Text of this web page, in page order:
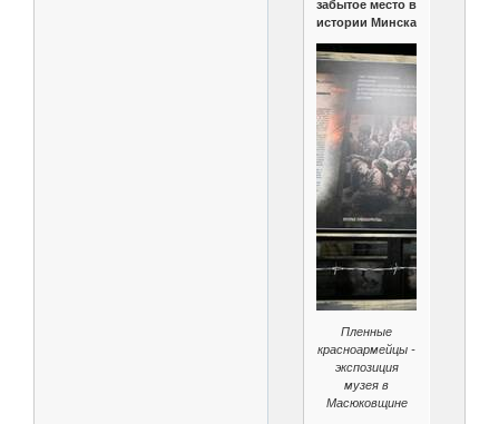
забытое место в
истории Минска
Пленные
красноармейцы -
экспозиция
музея в
Масюковщине